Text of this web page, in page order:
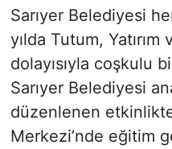
Sarıyer Belediyesi
yılda Tutum, Yatırım
dolayısıyla coşkulu
Sarıyer Belediyesi
düzenlenen
Merkezi’nde eğitim